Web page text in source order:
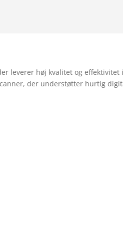
leverer høj kvalitet og effektivitet
der understøtter hurtig